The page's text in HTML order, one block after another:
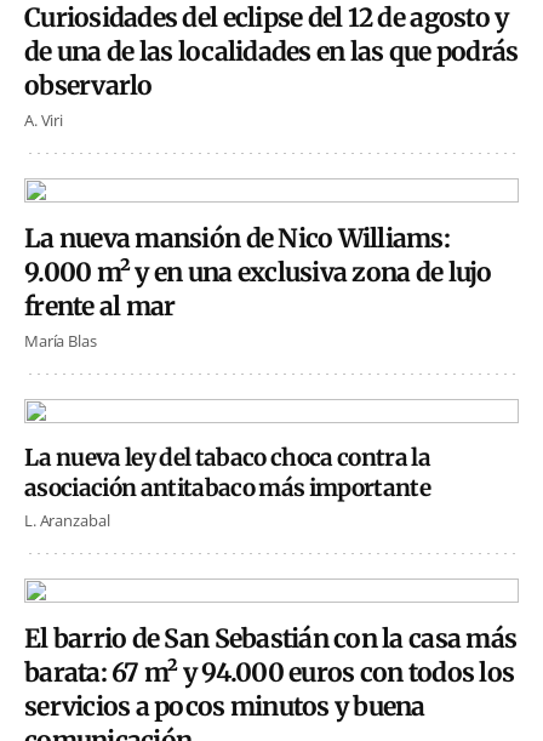
Curiosidades del eclipse del 12 de agosto y
de una de las localidades en las que podrás
observarlo
A. Viri
La nueva mansión de Nico Williams:
9.000 m² y en una exclusiva zona de lujo
frente al mar
María Blas
La nueva ley del tabaco choca contra la
asociación antitabaco más importante
L. Aranzabal
El barrio de San Sebastián con la casa más
barata: 67 m² y 94.000 euros con todos los
servicios a pocos minutos y buena